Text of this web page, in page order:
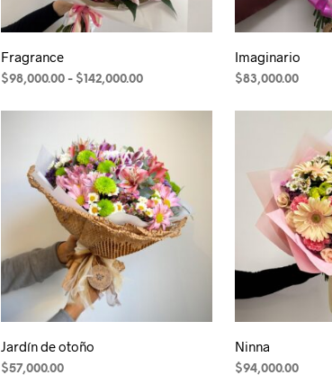
Fragrance
$98,000.00 - $142,000.00Rango
precios:
$98,000.00
hasta
$142,000.00
múltiples
variantes.
opciones
pueden
elegir
página
Imaginario
$83,000.00
Jardín de otoño
$57,000.00
Ninna
$94,000.00